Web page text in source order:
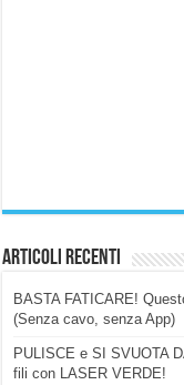
Articoli Recenti
BASTA FATICARE!
(Senza cavo, senza App)
PULISCE e SI SVUOTA
fili con LASER VERDE!